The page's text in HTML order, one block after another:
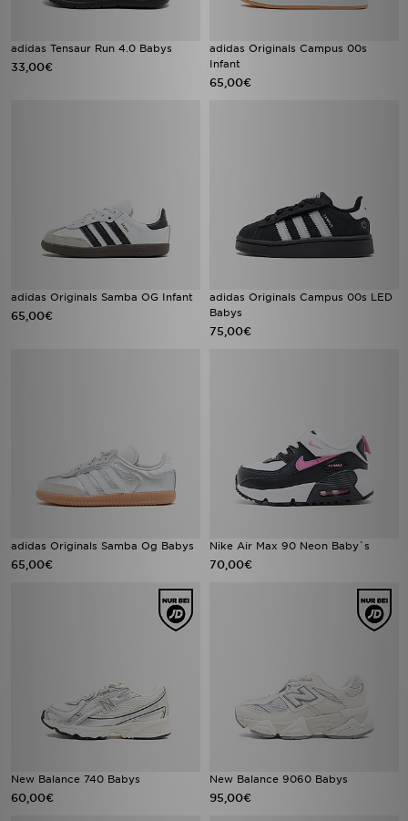
adidas Tensaur Run 4.0 Babys
33,00€
adidas Originals Campus 00s
Infant
65,00€
adidas Originals Samba OG Infant
65,00€
adidas Originals Campus 00s LED
Babys
75,00€
adidas Originals Samba Og Babys
65,00€
Nike Air Max 90 Neon Baby`s
70,00€
New Balance 740 Babys
60,00€
New Balance 9060 Babys
95,00€